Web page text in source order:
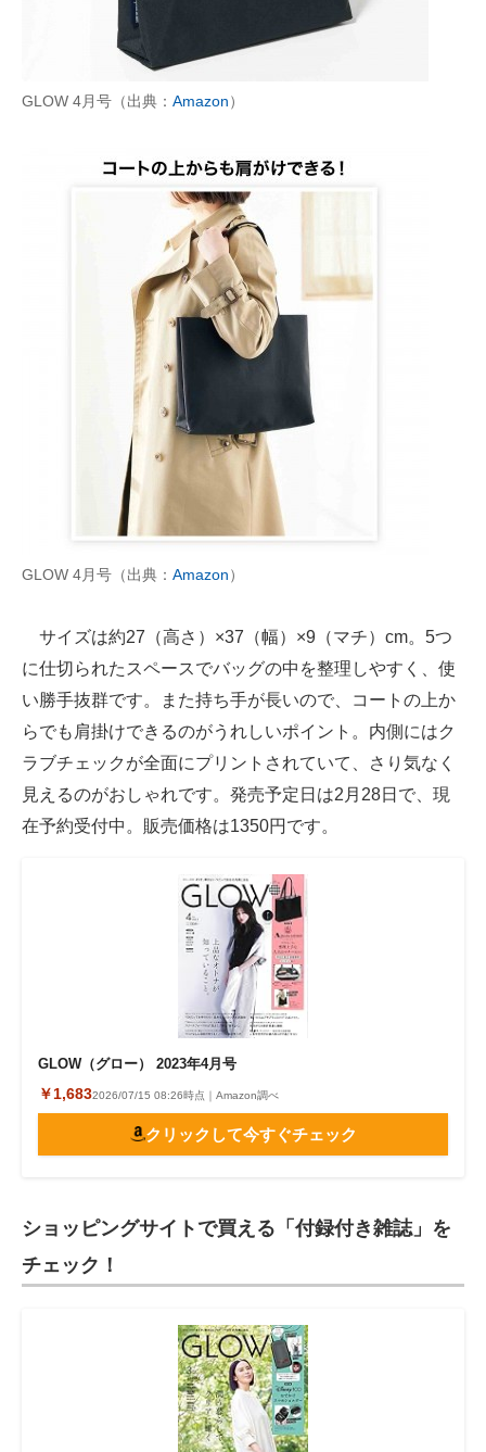
GLOW 4月号（出典： Amazon）
GLOW 4月号（出典： Amazon）
サイズは約27（高さ）×37（幅）×9（マチ）cm。5つ
に仕切られたスペースでバッグの中を整理しやすく、使
い勝手抜群です。また持ち手が長いので、コートの上か
らでも肩掛けできるのがうれしいポイント。内側にはク
ラブチェックが全面にプリントされていて、さり気なく
見えるのがおしゃれです。発売予定日は2月28日で、現
在予約受付中。販売価格は1350円です。
GLOW（グロー） 2023年4月号
￥1,6832026/07/15 08:26時点｜Amazon調べ
クリックして今すぐチェック
ショッピングサイトで買える「付録付き雑誌」を
チェック！